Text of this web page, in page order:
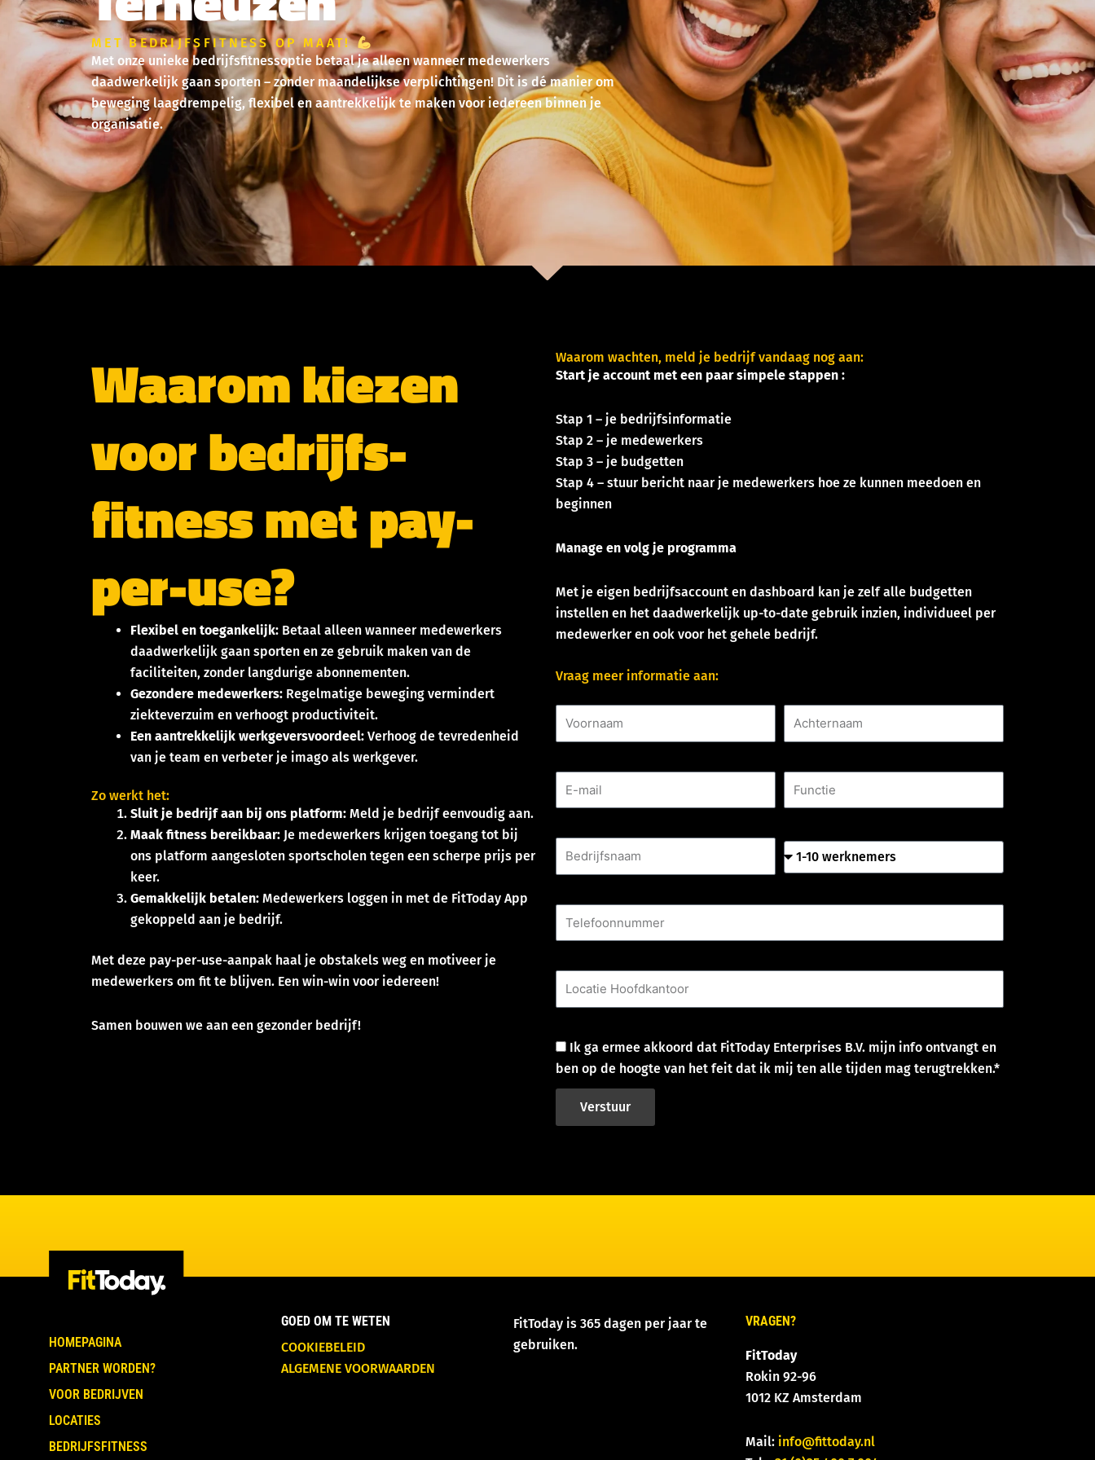
MET BEDRIJFSFITNESS OP MAAT!
Met onze unieke bedrijfsfitnessoptie betaal je alleen wanneer medewerkers
daadwerkelijk gaan sporten – zonder maandelijkse verplichtingen! Dit is dé manier om
beweging laagdrempelig, flexibel en aantrekkelijk te maken voor iedereen binnen je
organisatie.
Waarom kiezen
voor bedrijfs-
fitness met pay-
per-use?
Flexibel en toegankelijk: Betaal alleen wanneer medewerkers
daadwerkelijk gaan sporten en ze gebruik maken van de
faciliteiten, zonder langdurige abonnementen.
Gezondere medewerkers: Regelmatige beweging vermindert
ziekteverzuim en verhoogt productiviteit.
Een aantrekkelijk werkgeversvoordeel: Verhoog de tevredenheid
van je team en verbeter je imago als werkgever.
Zo werkt het:
Sluit je bedrijf aan bij ons platform: Meld je bedrijf eenvoudig aan.
Maak fitness bereikbaar: Je medewerkers krijgen toegang tot bij
ons platform aangesloten sportscholen tegen een scherpe prijs per
keer.
Gemakkelijk betalen: Medewerkers loggen in met de FitToday App
gekoppeld aan je bedrijf.
Met deze pay-per-use-aanpak haal je obstakels weg en motiveer je
medewerkers om fit te blijven. Een win-win voor iedereen!
Samen bouwen we aan een gezonder bedrijf!
Waarom wachten, meld je bedrijf vandaag nog aan:
Start je account met een paar simpele stappen :
Stap 1 – je bedrijfsinformatie
Stap 2 – je medewerkers
Stap 3 – je budgetten
Stap 4 – stuur bericht naar je medewerkers hoe ze kunnen meedoen en
beginnen
Manage en volg je programma
Met je eigen bedrijfsaccount en dashboard kan je zelf alle budgetten
instellen en het daadwerkelijk up-to-date gebruik inzien, individueel per
medewerker en ook voor het gehele bedrijf.
Vraag meer informatie aan:
Ik ga ermee akkoord dat FitToday Enterprises B.V. mijn info ontvangt en
ben op de hoogte van het feit dat ik mij ten alle tijden mag terugtrekken.*
Verstuur
HOMEPAGINA
PARTNER WORDEN?
VOOR BEDRIJVEN
LOCATIES
BEDRIJFSFITNESS
GOED OM TE WETEN
COOKIEBELEID
ALGEMENE VOORWAARDEN
FitToday is 365 dagen per jaar te
gebruiken.
VRAGEN?
FitToday
Rokin 92-96
1012 KZ Amsterdam
Mail: info@fittoday.nl